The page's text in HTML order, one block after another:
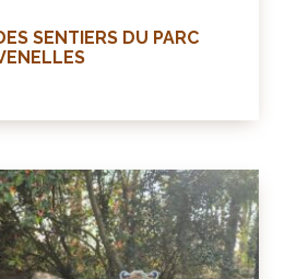
SENTIERS DU PARC